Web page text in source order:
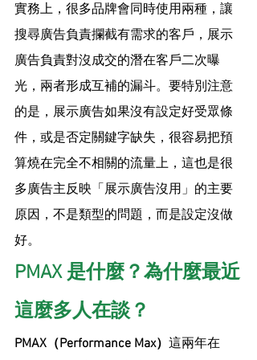
實務上，很多品牌會同時使用兩種，讓
搜尋廣告負責攔截有需求的客戶，展示
廣告負責對沒成交的潛在客戶二次曝
光，兩者形成互補的漏斗。要特別注意
的是，展示廣告如果沒有設定好受眾條
件，或是否定關鍵字缺失，很容易把預
算燒在完全不相關的流量上，這也是很
多廣告主反映「展示廣告沒用」的主要
原因，不是類型的問題，而是設定沒做
好。
PMAX 是什麼？為什麼最近
這麼多人在談？
PMAX（Performance Max） 這兩年在